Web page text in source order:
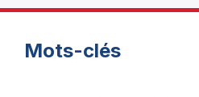
Mots-clés